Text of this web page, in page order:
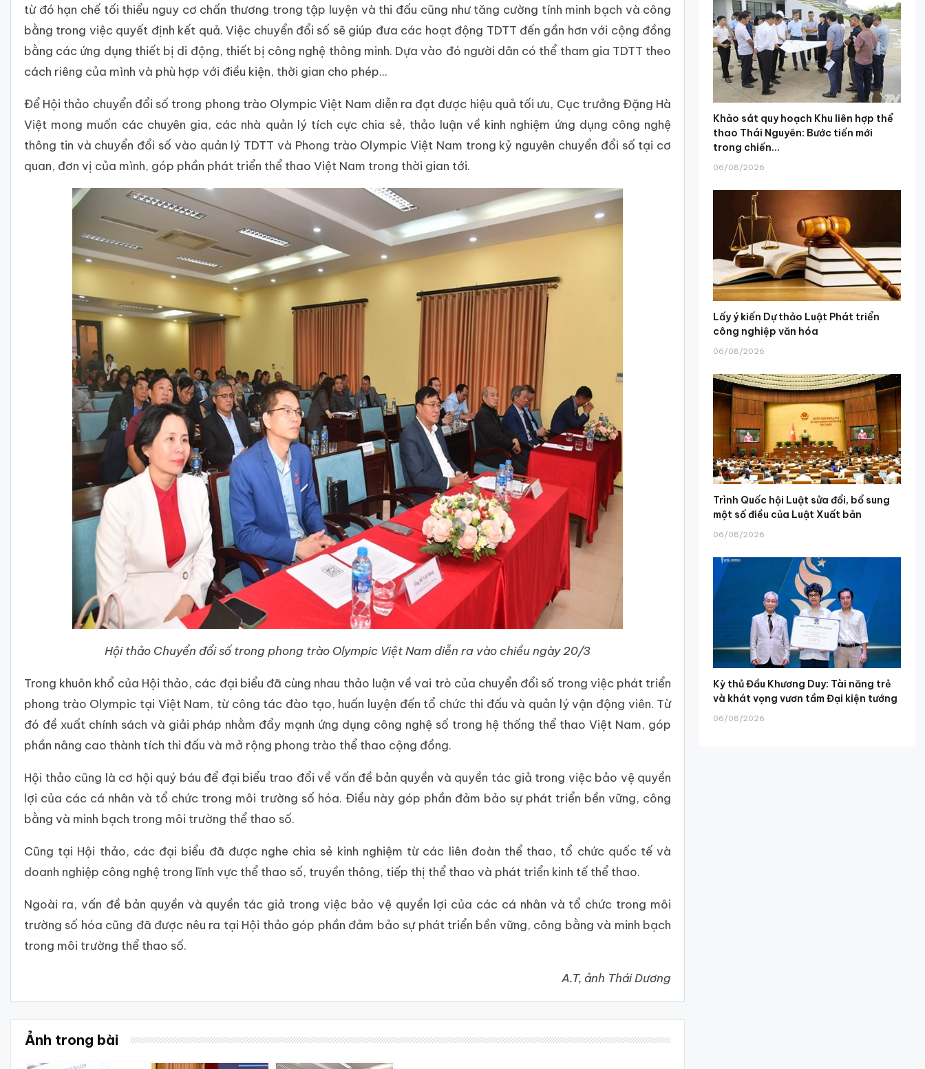
từ đó hạn chế tối thiểu nguy cơ chấn thương trong tập luyện và thi đấu cũng như tăng cường tính minh bạch và công
bằng trong việc quyết định kết quả. Việc chuyển đổi số sẽ giúp đưa các hoạt động TDTT đến gần hơn với cộng đồng
bằng các ứng dụng thiết bị di động, thiết bị công nghệ thông minh. Dựa vào đó người dân có thể tham gia TDTT theo
cách riêng của mình và phù hợp với điều kiện, thời gian cho phép...
Để Hội thảo chuyển đổi số trong phong trào Olympic Việt Nam diễn ra đạt được hiệu quả tối ưu, Cục trưởng Đặng Hà
Việt mong muốn các chuyên gia, các nhà quản lý tích cực chia sẻ, thảo luận về kinh nghiệm ứng dụng công nghệ
thông tin và chuyển đổi số vào quản lý TDTT và Phong trào Olympic Việt Nam trong kỷ nguyên chuyển đổi số tại cơ
quan, đơn vị của mình, góp phần phát triển thể thao Việt Nam trong thời gian tới.
Hội thảo Chuyển đổi số trong phong trào Olympic Việt Nam diễn ra vào chiều ngày 20/3
Trong khuôn khổ của Hội thảo, các đại biểu đã cùng nhau thảo luận về vai trò của chuyển đổi số trong việc phát triển
phong trào Olympic tại Việt Nam, từ công tác đào tạo, huấn luyện đến tổ chức thi đấu và quản lý vận động viên. Từ
đó đề xuất chính sách và giải pháp nhằm đẩy mạnh ứng dụng công nghệ số trong hệ thống thể thao Việt Nam, góp
phần nâng cao thành tích thi đấu và mở rộng phong trào thể thao cộng đồng.
Hội thảo cũng là cơ hội quý báu để đại biểu trao đổi về vấn đề bản quyền và quyền tác giả trong việc bảo vệ quyền
lợi của các cá nhân và tổ chức trong môi trường số hóa. Điều này góp phần đảm bảo sự phát triển bền vững, công
bằng và minh bạch trong môi trường thể thao số.
Cũng tại Hội thảo, các đại biểu đã được nghe chia sẻ kinh nghiệm từ các liên đoàn thể thao, tổ chức quốc tế và
doanh nghiệp công nghệ trong lĩnh vực thể thao số, truyền thông, tiếp thị thể thao và phát triển kinh tế thể thao.
Ngoài ra, vấn đề bản quyền và quyền tác giả trong việc bảo vệ quyền lợi của các cá nhân và tổ chức trong môi
trường số hóa cũng đã được nêu ra tại Hội thảo góp phần đảm bảo sự phát triển bền vững, công bằng và minh bạch
trong môi trường thể thao số.
A.T, ảnh Thái Dương
Ảnh trong bài
Khảo sát quy hoạch Khu liên hợp thể
thao Thái Nguyên: Bước tiến mới
trong chiến...
06/08/2026
Lấy ý kiến Dự thảo Luật Phát triển
công nghiệp văn hóa
06/08/2026
Trình Quốc hội Luật sửa đổi, bổ sung
một số điều của Luật Xuất bản
06/08/2026
Kỳ thủ Đầu Khương Duy: Tài năng trẻ
và khát vọng vươn tầm Đại kiện tướng
06/08/2026